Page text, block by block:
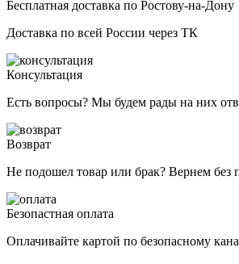
Бесплатная доставка по Ростову-на-Дону
Доставка по всей России через ТК
Консультация
Есть вопросы? Мы будем рады на них
Возврат
Не подошел товар или брак? Вернем без
Безопастная оплата
Оплачивайте картой по безопасному